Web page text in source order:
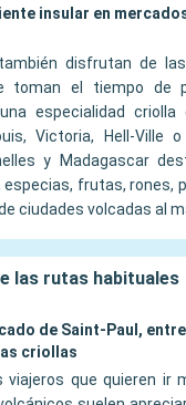
insular en
disfrutan de
toman el tiempo de
especialidad
Victoria, Hell-Ville
y Madagascar
frutas, rones,
ciudades volcadas al
las rutas habituales
de Saint-Paul,
criollas
viajeros que quieren ir